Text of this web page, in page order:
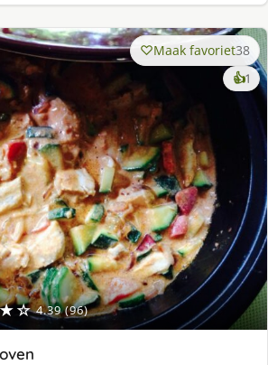
4.39 (96)
Maak favoriet38
👍1